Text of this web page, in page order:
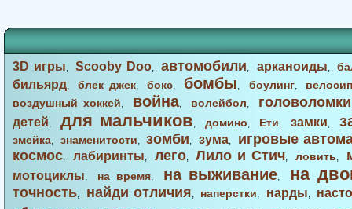
3D игры,Scooby Doo,автомобили, арканоиды,
бильярд,блек джек,бокс, бомбы, боулинг,
воздушный хоккей, война, волейбол, головоломки
детей, для мальчиков, домино, Ети, замки,
змейка, знаменитости,зомби, зума,
игровые
космос, лабиринты, лего,Лило и Стич,ловить,
мотоциклы, на время, на выживание, на
точность, найди отличия, наперстки, нарды,